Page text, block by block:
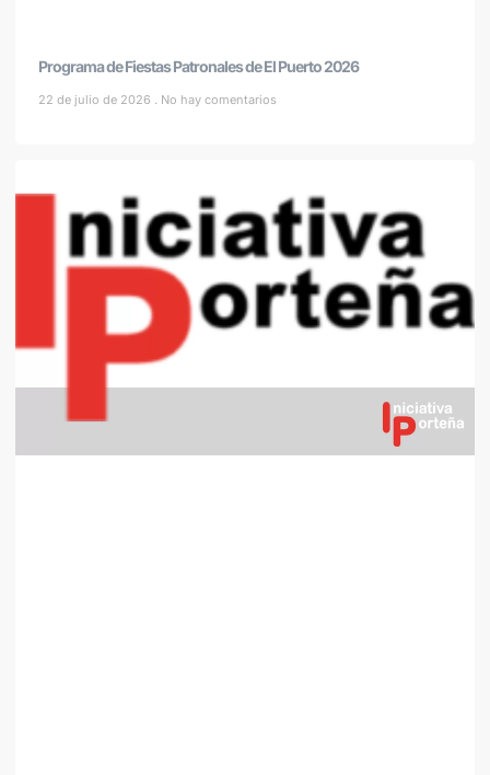
Programa de Fiestas Patronales de El Puerto 2026
22 de julio de 2026 No hay comentarios